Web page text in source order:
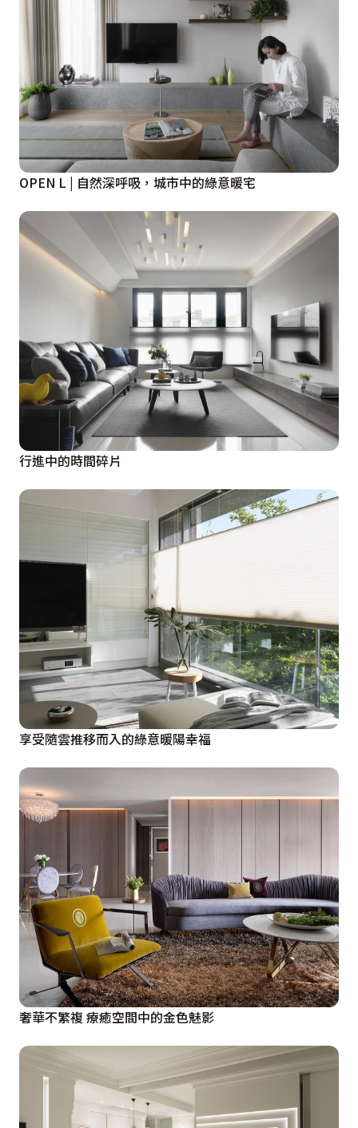
OPEN L | 自然深呼吸，城市中的綠意暖宅
行進中的時間碎片
享受隨雲推移而入的綠意暖陽幸福
奢華不繁複 療癒空間中的金色魅影